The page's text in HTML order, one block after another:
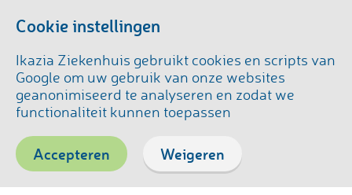
Cookie instellingen
Ikazia Ziekenhuis gebruikt cookies en scripts van
Google om uw gebruik van onze websites
geanonimiseerd te analyseren en zodat we
functionaliteit kunnen toepassen
Accepteren Weigeren